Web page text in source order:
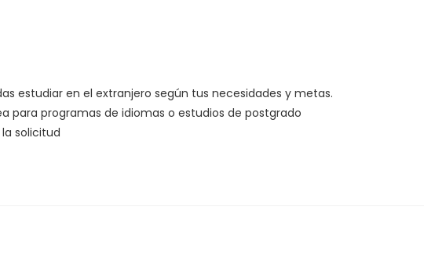
estudiar en el extranjero según tus necesidades y metas.
para programas de idiomas o estudios de postgrado
solicitud